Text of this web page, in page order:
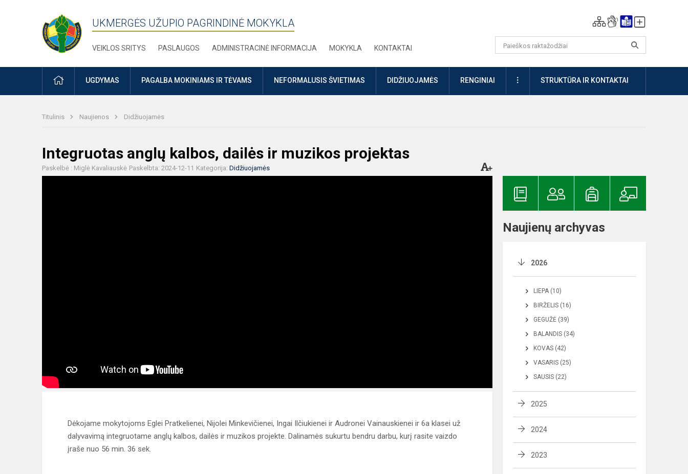
UKMERGĖS UŽUPIO PAGRINDINĖ MOKYKLA
VEIKLOS SRITYS PASLAUGOS ADMINISTRACINĖ INFORMACIJA MOKYKLA KONTAKTAI
PRADŽIAUGDYMAS PAGALBA MOKINIAMS IR TĖVAMS NEFORMALUSIS ŠVIETIMAS DIDŽIUOJAMĖS RENGINIAI DAUGIAUSTRUKTŪRA IR KONTAKTAI
Titulinis Naujienos Didžiuojamės
Integruotas anglų kalbos, dailės ir muzikos projektas
Paskelbė : Miglė Kavaliauskė Paskelbta: 2024-12-11 Kategorija: Didžiuojamės
Dėkojame mokytojoms Eglei Pratkelienei, Nijolei Minkevičienei, Ingai Ilčiukienei ir Audronei Vainauskienei ir 6a klasei už
dalyvavimą integruotame anglų kalbos, dailės ir muzikos projekte. Dalinamės sukurtu bendru darbu, kurį rasite vaizdo
įraše nuo 56 min. 36 sek.
Naujienų archyvas
2026
LIEPA (10)
BIRŽELIS (16)
GEGUŽĖ (39)
BALANDIS (34)
KOVAS (42)
VASARIS (25)
SAUSIS (22)
2025
2024
2023